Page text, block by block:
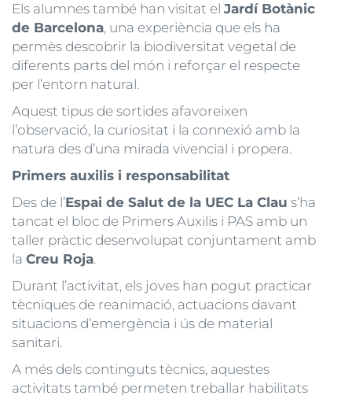
Els alumnes també han visitat el Jardí Botànic
de Barcelona, una experiència que els ha
permès descobrir la biodiversitat vegetal de
diferents parts del món i reforçar el respecte
per l’entorn natural.
Aquest tipus de sortides afavoreixen
l’observació, la curiositat i la connexió amb la
natura des d’una mirada vivencial i propera.
Primers auxilis i responsabilitat
Des de l’Espai de Salut de la UEC La Clau s’ha
tancat el bloc de Primers Auxilis i PAS amb un
taller pràctic desenvolupat conjuntament amb
la Creu Roja.
Durant l’activitat, els joves han pogut practicar
tècniques de reanimació, actuacions davant
situacions d’emergència i ús de material
sanitari.
A més dels continguts tècnics, aquestes
activitats també permeten treballar habilitats